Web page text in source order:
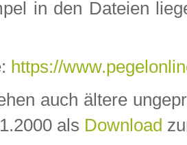
in den Dateien
https://
auch ältere
als Download